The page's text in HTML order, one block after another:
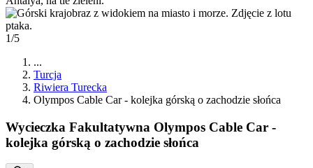
1/5
...
Turcja
Riwiera Turecka
Olympos Cable Car - kolejka górską o zachodzie słońca
Wycieczka Fakultatywna Olympos Cable Car -
kolejka górską o zachodzie słońca